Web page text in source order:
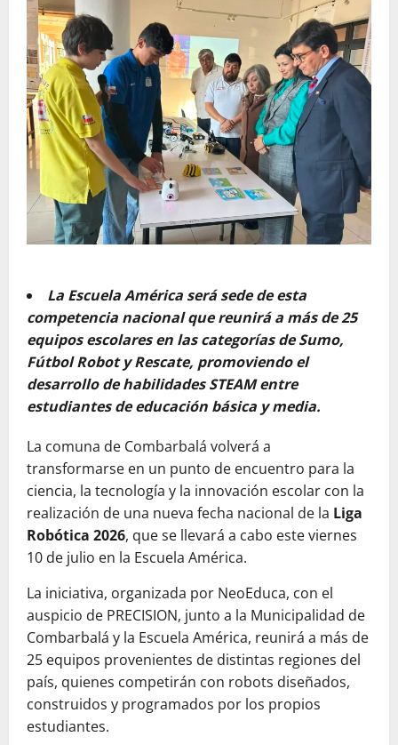
La Escuela América será sede de esta
competencia nacional que reunirá a más de 25
equipos escolares en las categorías de Sumo,
Fútbol Robot y Rescate, promoviendo el
desarrollo de habilidades STEAM entre
estudiantes de educación básica y media.
La comuna de Combarbalá volverá a
transformarse en un punto de encuentro para la
ciencia, la tecnología y la innovación escolar con la
realización de una nueva fecha nacional de la Liga
Robótica 2026, que se llevará a cabo este viernes
10 de julio en la Escuela América.
La iniciativa, organizada por NeoEduca, con el
auspicio de PRECISION, junto a la Municipalidad de
Combarbalá y la Escuela América, reunirá a más de
25 equipos provenientes de distintas regiones del
país, quienes competirán con robots diseñados,
construidos y programados por los propios
estudiantes.